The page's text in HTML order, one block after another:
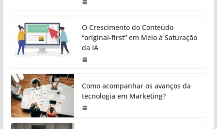
O Crescimento do Conteúdo
“original-first” em Meio à Saturação
da IA
Como acompanhar os avanços da
tecnologia em Marketing?